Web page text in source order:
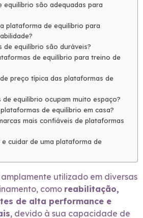
equilíbrio são adequadas para
plataforma de equilíbrio para
de equilíbrio são duráveis?
de equilíbrio para treino de
preço típica das plataformas de
de equilíbrio ocupam muito espaço?
de equilíbrio em casa?
mais confiáveis de plataformas
e cuidar de uma plataforma de
utilizado em diversas
como reabilitação,
de alta performance e
, devido à sua capacidade de